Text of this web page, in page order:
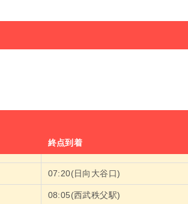
終点到着
07:20(日向大谷口)
08:05(西武秩父駅)